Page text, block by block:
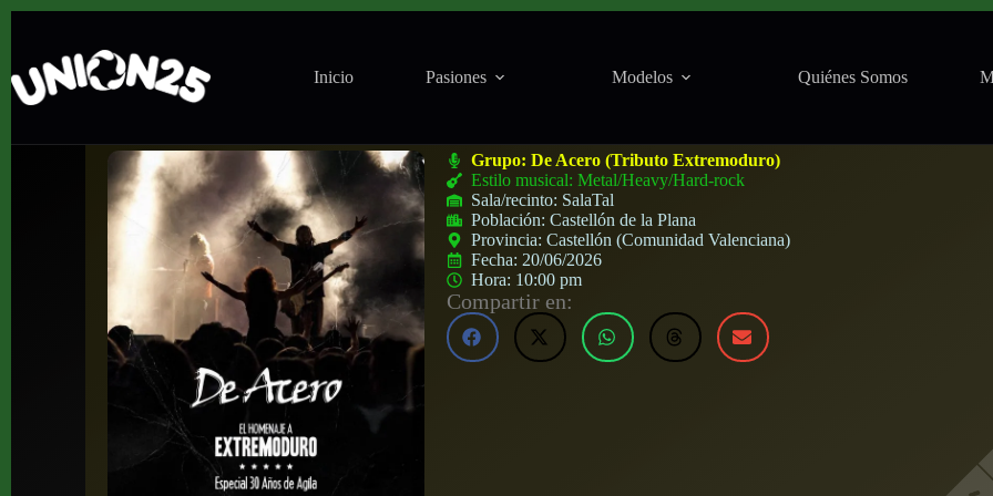
Inicio Pasiones Modelos Quiénes Somos
Grupo:De Acero (Tributo Extremoduro)
Estilo musical: Metal/Heavy/Hard-rock
Sala/recinto: SalaTal
Población:Castellón de la Plana
Provincia:Castellón (Comunidad Valenciana)
Fecha: 20/06/2026
Hora: 10:00 pm
Compartir en: